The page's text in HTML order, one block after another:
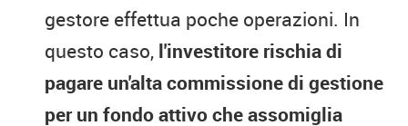
gestore effettua poche operazioni. In
questo caso, l'investitore rischia di
pagare un'alta commissione di gestione
per un fondo attivo che assomiglia